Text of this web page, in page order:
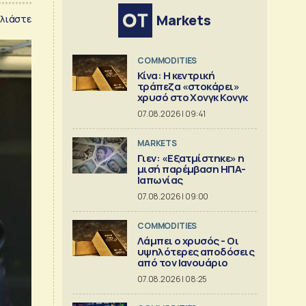
Markets
COMMODITIES
Κίνα: Η κεντρική
τράπεζα «στοκάρει»
χρυσό στο Χονγκ Κονγκ
07.08.2026 | 09:41
MARKETS
Γιεν: «Εξατμίστηκε» η
μισή παρέμβαση ΗΠΑ-
Ιαπωνίας
07.08.2026 | 09:00
COMMODITIES
Λάμπει ο χρυσός - Οι
υψηλότερες αποδόσεις
από τον Ιανουάριο
07.08.2026 | 08:25